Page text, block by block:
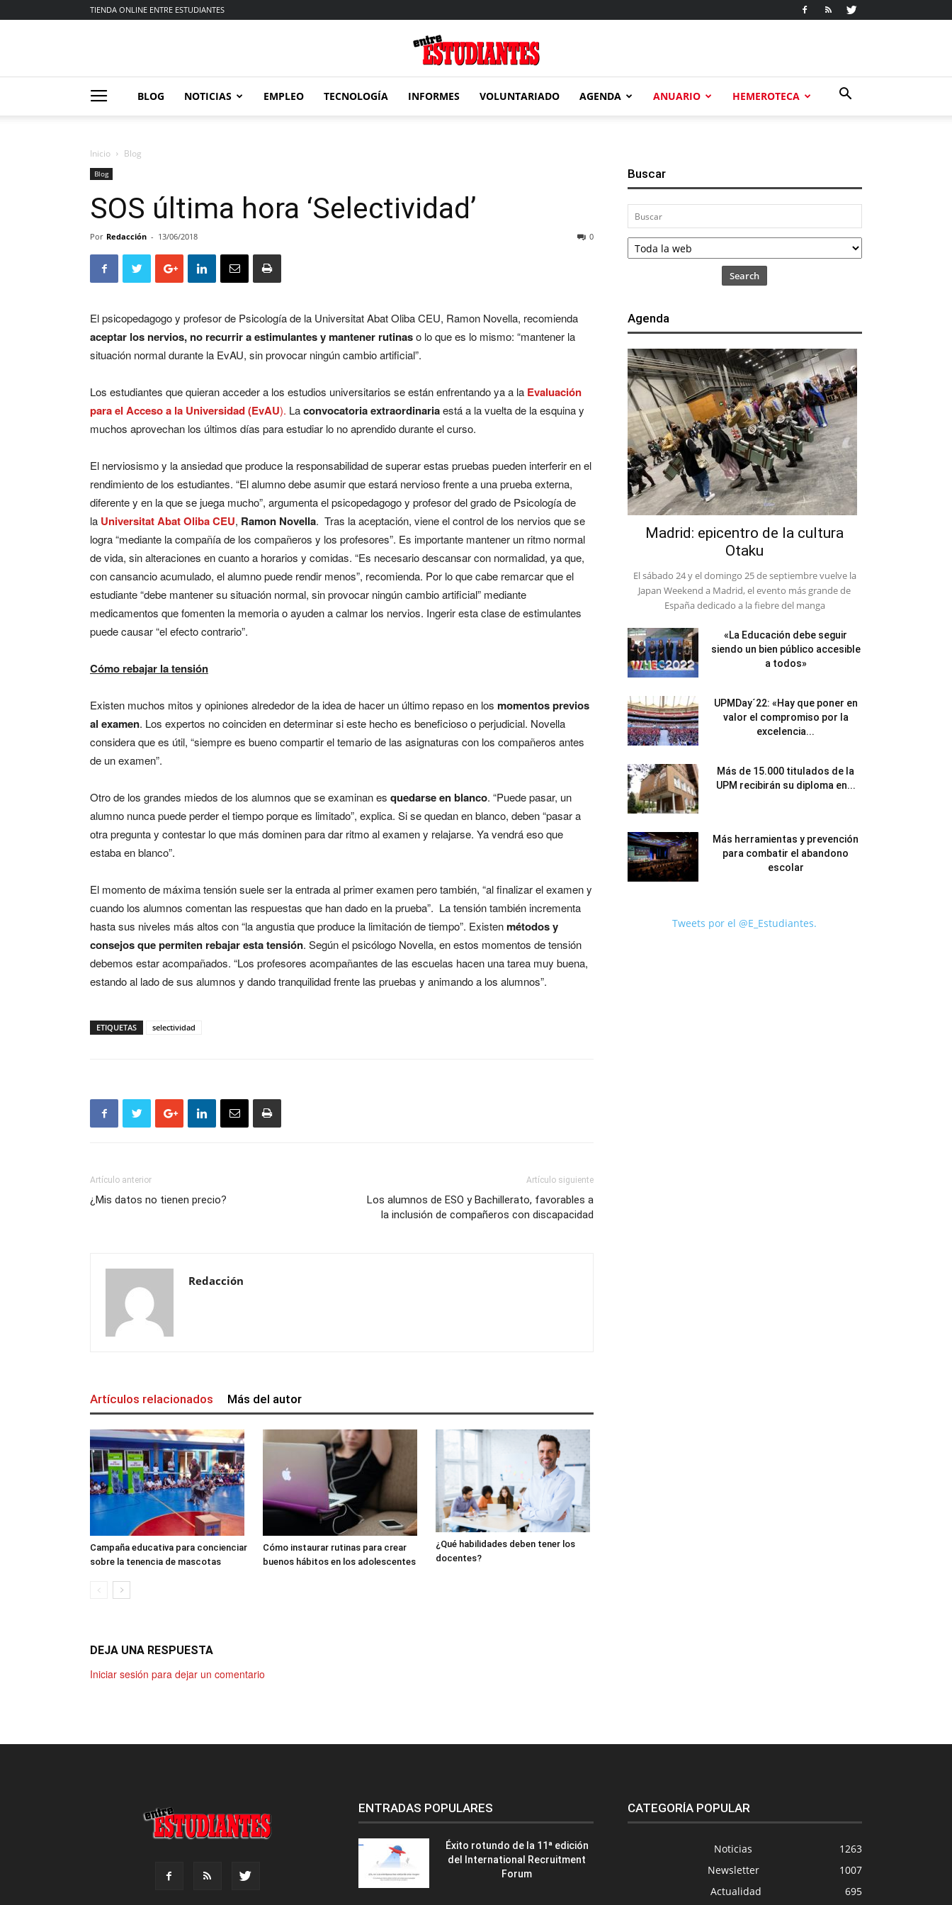
TIENDA ONLINE ENTRE ESTUDIANTES
BLOG NOTICIAS EMPLEO TECNOLOGÍA INFORMES VOLUNTARIADO AGENDA ANUARIO HEMEROTECA
Inicio Blog
Blog
SOS última hora ‘Selectividad’
Por Redacción - 13/06/2018 0
El psicopedagogo y profesor de Psicología de la Universitat Abat Oliba CEU, Ramon Novella, recomienda
aceptar los nervios, no recurrir a estimulantes y mantener rutinaso lo que es lo mismo: “mantener la
situación normal durante la EvAU, sin provocar ningún cambio artificial”.
Los estudiantes que quieran acceder a los estudios universitarios se están enfrentando ya a la Evaluación
para el Acceso a la Universidad (EvAU). Laconvocatoria extraordinariaestá a la vuelta de la esquina y
muchos aprovechan los últimos días para estudiar lo no aprendido durante el curso.
El nerviosismo y la ansiedad que produce la responsabilidad de superar estas pruebas pueden interferir en el
rendimiento de los estudiantes. “El alumno debe asumir que estará nervioso frente a una prueba externa,
diferente y en la que se juega mucho”, argumenta el psicopedagogo y profesor del grado de Psicología de
la Universitat Abat Oliba CEU, Ramon Novella. Tras la aceptación, viene el control de los nervios que se
logra “mediante la compañía de los compañeros y los profesores”. Es importante mantener un ritmo normal
de vida, sin alteraciones en cuanto a horarios y comidas. “Es necesario descansar con normalidad, ya que,
con cansancio acumulado, el alumno puede rendir menos”, recomienda. Por lo que cabe remarcar que el
estudiante “debe mantener su situación normal, sin provocar ningún cambio artificial” mediante
medicamentos que fomenten la memoria o ayuden a calmar los nervios. Ingerir esta clase de estimulantes
puede causar “el efecto contrario”.
Cómo rebajar la tensión
Existen muchos mitos y opiniones alrededor de la idea de hacer un último repaso en los momentos previos
al examen. Los expertos no coinciden en determinar si este hecho es beneficioso o perjudicial. Novella
considera que es útil, “siempre es bueno compartir el temario de las asignaturas con los compañeros antes
de un examen”.
Otro de los grandes miedos de los alumnos que se examinan es quedarse en blanco. “Puede pasar, un
alumno nunca puede perder el tiempo porque es limitado”, explica. Si se quedan en blanco, deben “pasar a
otra pregunta y contestar lo que más dominen para dar ritmo al examen y relajarse. Ya vendrá eso que
estaba en blanco”.
El momento de máxima tensión suele ser la entrada al primer examen pero también, “al finalizar el examen y
cuando los alumnos comentan las respuestas que han dado en la prueba”. La tensión también incrementa
hasta sus niveles más altos con “la angustia que produce la limitación de tiempo”. Existenmétodos y
consejos que permiten rebajar esta tensión. Según el psicólogo Novella, en estos momentos de tensión
debemos estar acompañados. “Los profesores acompañantes de las escuelas hacen una tarea muy buena,
estando al lado de sus alumnos y dando tranquilidad frente las pruebas y animando a los alumnos”.
ETIQUETAS selectividad
Artículo anterior
¿Mis datos no tienen precio?
Artículo siguiente
Los alumnos de ESO y Bachillerato, favorables a
la inclusión de compañeros con discapacidad
Redacción
Artículos relacionados Más del autor
Campaña educativa para concienciar
sobre la tenencia de mascotas
Cómo instaurar rutinas para crear
buenos hábitos en los adolescentes
¿Qué habilidades deben tener los
docentes?
DEJA UNA RESPUESTA
Iniciar sesión para dejar un comentario
Buscar
Search
Agenda
Madrid: epicentro de la cultura
Otaku
El sábado 24 y el domingo 25 de septiembre vuelve la
Japan Weekend a Madrid, el evento más grande de
España dedicado a la fiebre del manga
«La Educación debe seguir
siendo un bien público accesible
a todos»
UPMDay´22: «Hay que poner en
valor el compromiso por la
excelencia...
Más de 15.000 titulados de la
UPM recibirán su diploma en...
Más herramientas y prevención
para combatir el abandono
escolar
Tweets por el @E_Estudiantes.
ENTRADAS POPULARES
Éxito rotundo de la 11ª edición
del International Recruitment
Forum
CATEGORÍA POPULAR
Noticias
1263
Newsletter
1007
Actualidad
695